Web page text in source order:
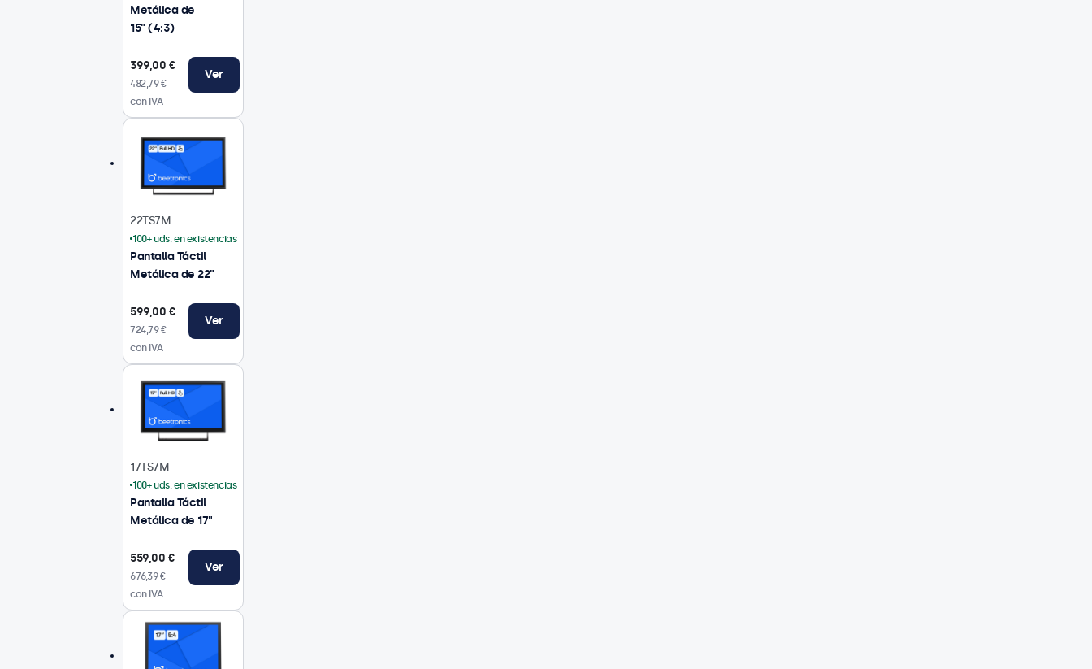
Metálica de
15" (4:3)
399,00 €
482,79 €
con IVA
Ver
Pantalla Táctil
Metálica de 22"
22TS7M
100+ uds. en existencias
599,00 €
724,79 €
con IVA
Ver
Pantalla Táctil
Metálica de 17"
17TS7M
100+ uds. en existencias
559,00 €
676,39 €
con IVA
Ver